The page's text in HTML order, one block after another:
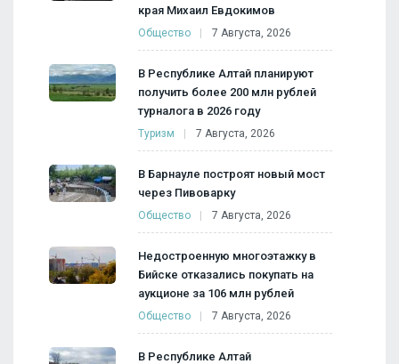
края Михаил Евдокимов
Общество 7 Августа, 2026
В Республике Алтай планируют
получить более 200 млн рублей
турналога в 2026 году
Туризм 7 Августа, 2026
В Барнауле построят новый мост
через Пивоварку
Общество 7 Августа, 2026
Недостроенную многоэтажку в
Бийске отказались покупать на
аукционе за 106 млн рублей
Общество 7 Августа, 2026
В Республике Алтай